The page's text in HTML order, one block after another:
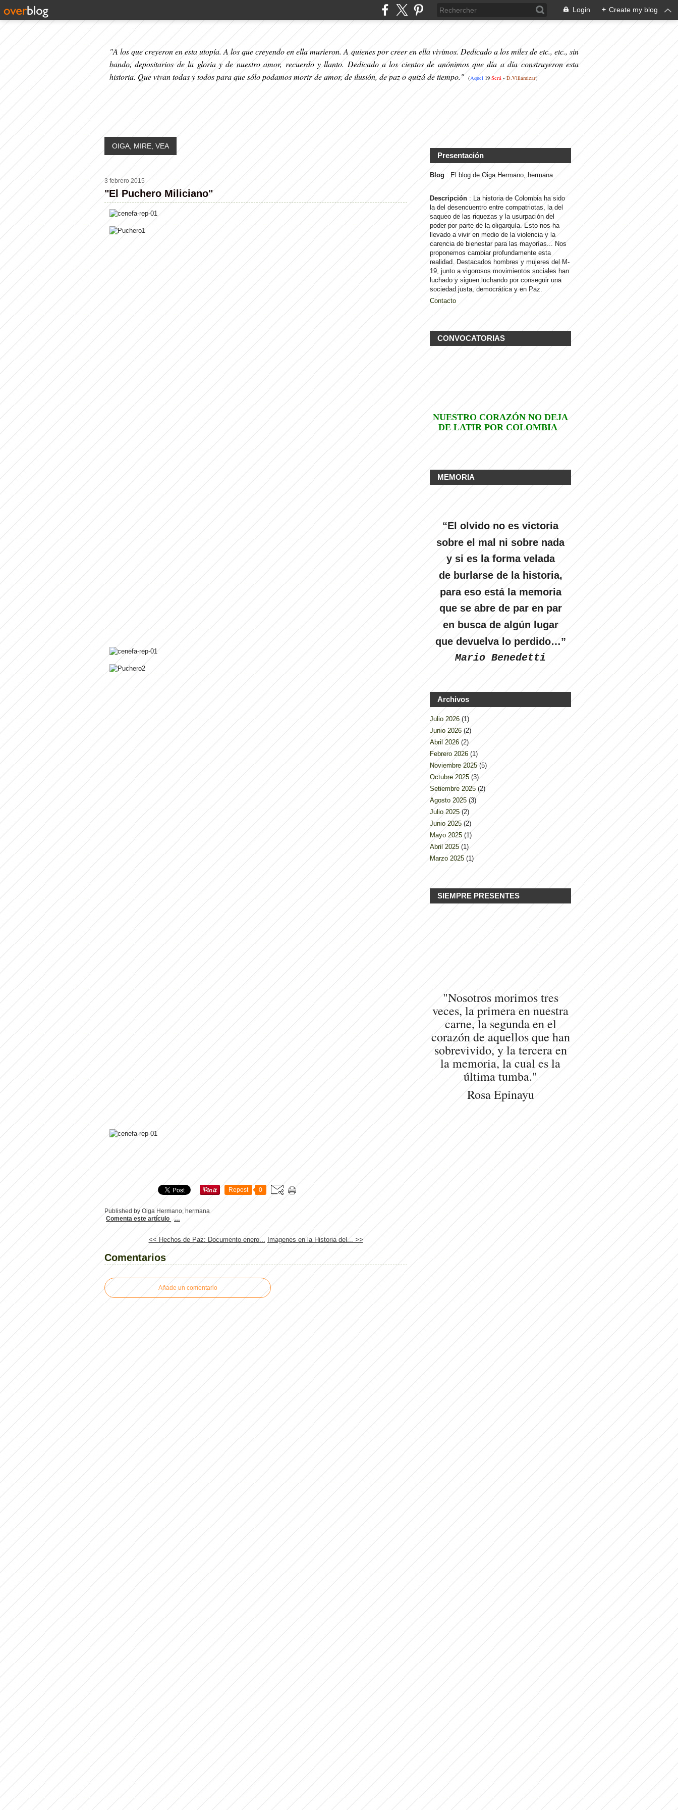
Login + Create my blog
"A los que creyeron en esta utopía. A los que creyendo en ella murieron. A quienes por creer en ella vivimos. Dedicado a los miles de etc., etc., sin
bando, depositarios de la gloria y de nuestro amor, recuerdo y llanto. Dedicado a los cientos de anónimos que día a día construyeron esta
historia. Que vivan todas y todos para que sólo podamos morir de amor, de ilusión, de paz o quizá de tiempo." (Aquel 19 Será - D.Villamizar)
OIGA, MIRE, VEA
3 febrero 2015
"El Puchero Miliciano"
Repost 0
Published by Oiga Hermano, hermana
Comenta este artículo
…
<< Hechos de Paz: Documento enero... Imagenes en la Historia del... >>
Comentarios
Añade un comentario
Presentación
Blog : El blog de Oiga Hermano, hermana
Descripción : La historia de Colombia ha sido
la del desencuentro entre compatriotas, la del
saqueo de las riquezas y la usurpación del
poder por parte de la oligarquía. Esto nos ha
llevado a vivir en medio de la violencia y la
carencia de bienestar para las mayorías... Nos
proponemos cambiar profundamente esta
realidad. Destacados hombres y mujeres del M-
19, junto a vigorosos movimientos sociales han
luchado y siguen luchando por conseguir una
sociedad justa, democrática y en Paz.
Contacto
CONVOCATORIAS
NUESTRO CORAZÓN NO DEJA
DE LATIR POR COLOMBIA
MEMORIA
“El olvido no es victoria
sobre el mal ni sobre nada
y si es la forma velada
de burlarse de la historia,
para eso está la memoria
que se abre de par en par
en busca de algún lugar
que devuelva lo perdido…”
Mario Benedetti
Archivos
Julio 2026 (1)
Junio 2026 (2)
Abril 2026 (2)
Febrero 2026 (1)
Noviembre 2025 (5)
Octubre 2025 (3)
Setiembre 2025 (2)
Agosto 2025 (3)
Julio 2025 (2)
Junio 2025 (2)
Mayo 2025 (1)
Abril 2025 (1)
Marzo 2025 (1)
SIEMPRE PRESENTES
"Nosotros morimos tres
veces, la primera en nuestra
carne, la segunda en el
corazón de aquellos que han
sobrevivido, y la tercera en
la memoria, la cual es la
última tumba."
Rosa Epinayu